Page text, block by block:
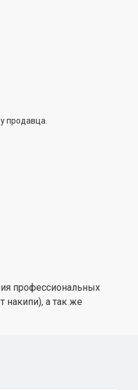
продавца.
профессиональных
накипи), а так же